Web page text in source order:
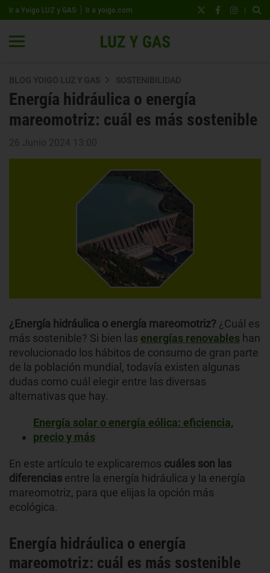
Ir a Yoigo LUZ y GAS Ir a yoigo.com |
BLOG YOIGO LUZ Y GAS SOSTENIBILIDAD
Energía hidráulica o energía
mareomotriz: cuál es más sostenible
26 Junio 2024 13:00
¿Energía hidráulica o energía mareomotriz? ¿Cuál es
más sostenible? Si bien las energías renovables han
revolucionado los hábitos de consumo de gran parte
de la población mundial, todavía existen algunas
dudas como cuál elegir entre las diversas
alternativas que hay.
Energía solar o energía eólica: eficiencia,
precio y más
En este artículo te explicaremos cuáles son las
diferencias entre la energía hidráulica y la energía
mareomotriz, para que elijas la opción más
ecológica.
Energía hidráulica o energía
mareomotriz: cuál es más sostenible